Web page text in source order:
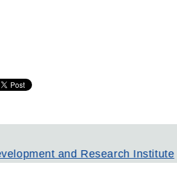
and Research Institute